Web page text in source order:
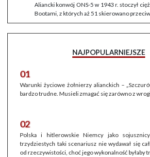
Aliancki konwój ONS-5 w 1943 r. stoczył
Bootami, z których aż 51 skierowano
NAJPOPULARNIEJSZE
01
Warunki życiowe żołnierzy alianckich –
bardzo trudne. Musieli zmagać się zarówno z
02
Polska i hitlerowskie Niemcy jako
trzydziestych taki scenariusz nie wydawał się
od rzeczywistości, choć jego wykonalność byłaby